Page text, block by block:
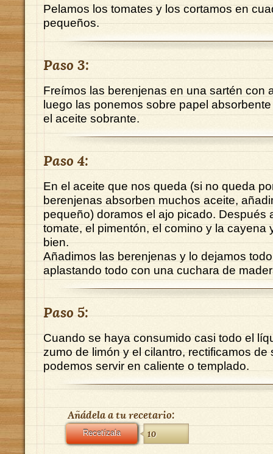
Pelamos los tomates y los cortamos en
pequeños.
Paso 3:
Freímos las berenjenas en una sartén con
luego las ponemos sobre papel
el aceite sobrante.
Paso 4:
En el aceite que nos queda (si no queda
berenjenas absorben muchos aceite,
pequeño) doramos el ajo picado. Después
tomate, el pimentón, el comino y la cayena
bien.
Añadimos las berenjenas y lo dejamos
aplastando todo con una cuchara de
Paso 5:
Cuando se haya consumido casi todo el
zumo de limón y el cilantro, rectificamos de
podemos servir en caliente o templado.
Añádela a tu recetario:
Recetízala 10